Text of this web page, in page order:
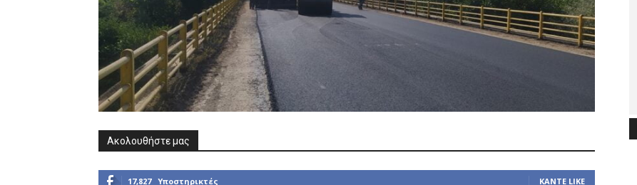
Ακολουθήστε μας
17,827 Υποστηρικτές ΚΆΝΤΕ LIKE